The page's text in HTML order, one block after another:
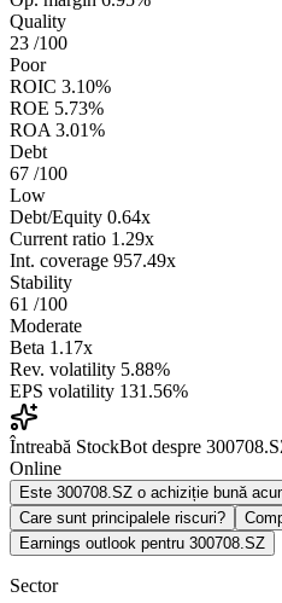
Quality
23 /100
Poor
ROIC 3.10%
ROE 5.73%
ROA 3.01%
Debt
67 /100
Low
Debt/Equity 0.64x
Current ratio 1.29x
Int. coverage 957.49x
Stability
61 /100
Moderate
Beta 1.17x
Rev. volatility 5.88%
EPS volatility 131.56%
Întreabă StockBot despre
Online
Este 300708.SZ o achiziție bună
Care sunt principalele riscuri?
Earnings outlook pentru 300708.SZ
Sector